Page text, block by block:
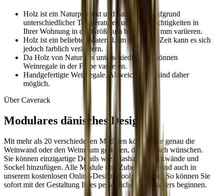
Holz ist ein Naturprodukt und kann daher aufgrund
unterschiedlicher Temperaturen und Luftfeuchtigkeiten in
Ihrer Wohnung in der Größe um bis zu +/- 3 mm variieren.
Holz ist ein beliebtes Material. Im Laufe der Zeit kann es sich
jedoch farblich verändern.
Da Holz von Natur aus unterschiedlich ist, können
Weinregale in der Farbe variieren.
Handgefertigte Weinregale. Abweichungen sind daher
möglich.
Über Caverack
Modulares dänisches Design
Mit mehr als 20 verschiedenen Modulen können Sie genau die
Weinwand oder den Weinraum gestalten, den Sie sich wünschen.
Sie können einzigartige Details wie Glashalter, Rückwände und
Sockel hinzufügen. Alle Module und Zubehörteile sind auch in
unserem kostenlosen Online-Design-Tool verfügbar. So können Sie
sofort mit der Gestaltung Ihres persönlichen Weinkellers beginnen.